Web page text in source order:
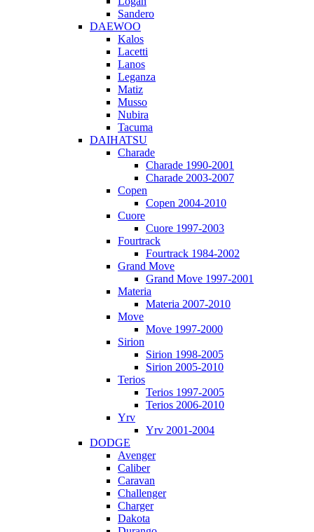
Sandero
DAEWOO
Kalos
Lacetti
Lanos
Leganza
Matiz
Musso
Nubira
Tacuma
DAIHATSU
Charade
Charade 1990-2001
Charade 2003-2007
Copen
Copen 2004-2010
Cuore
Cuore 1997-2003
Fourtrack
Fourtrack 1984-2002
Grand Move
Grand Move 1997-2001
Materia
Materia 2007-2010
Move
Move 1997-2000
Sirion
Sirion 1998-2005
Sirion 2005-2010
Terios
Terios 1997-2005
Terios 2006-2010
Yrv
Yrv 2001-2004
DODGE
Avenger
Caliber
Caravan
Challenger
Charger
Dakota